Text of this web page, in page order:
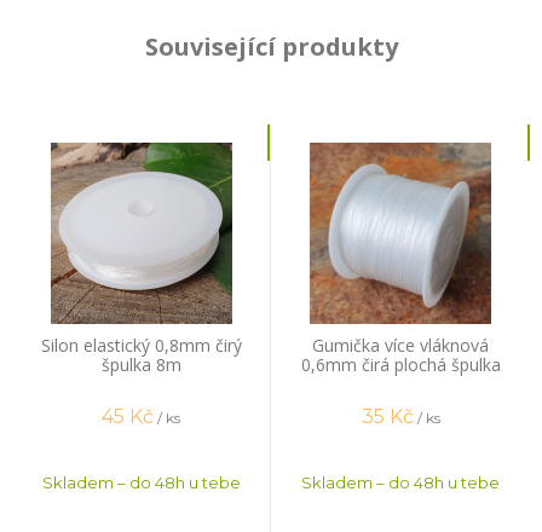
Související produkty
Silon elastický 0,8mm čirý
špulka 8m
45 Kč / ks
Skladem – do 48h u tebe
Gumička více vláknová
0,6mm čirá plochá špulka
44m
35 Kč / ks
Skladem – do 48h u tebe